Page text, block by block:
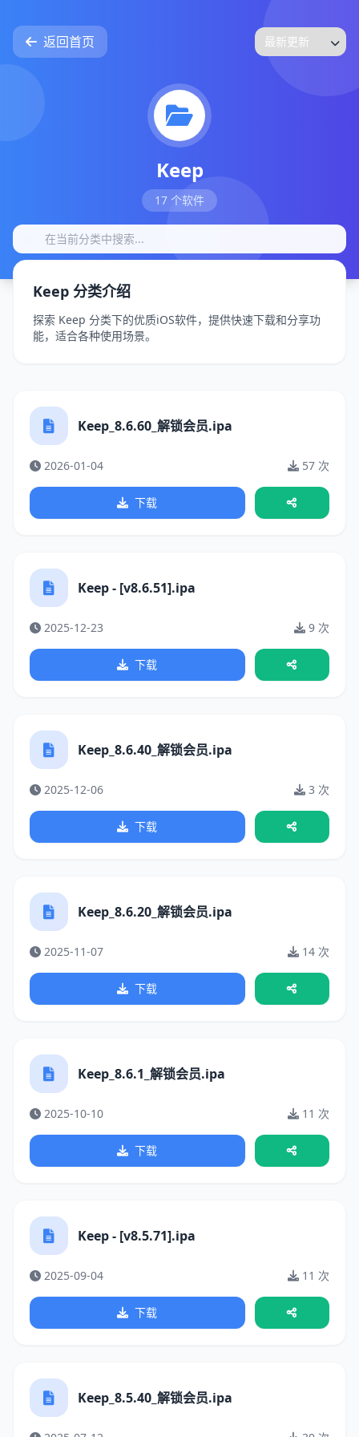
返回首页
Keep
17 个软件
Keep 分类介绍
探索 Keep 分类下的优质iOS软件，提供快速下载和分享功
能，适合各种使用场景。
Keep_8.6.60_解锁会员.ipa
2026-01-04 57 次
下载
Keep - [v8.6.51].ipa
2025-12-23 9 次
下载
Keep_8.6.40_解锁会员.ipa
2025-12-06 3 次
下载
Keep_8.6.20_解锁会员.ipa
2025-11-07 14 次
下载
Keep_8.6.1_解锁会员.ipa
2025-10-10 11 次
下载
Keep - [v8.5.71].ipa
2025-09-04 11 次
下载
Keep_8.5.40_解锁会员.ipa